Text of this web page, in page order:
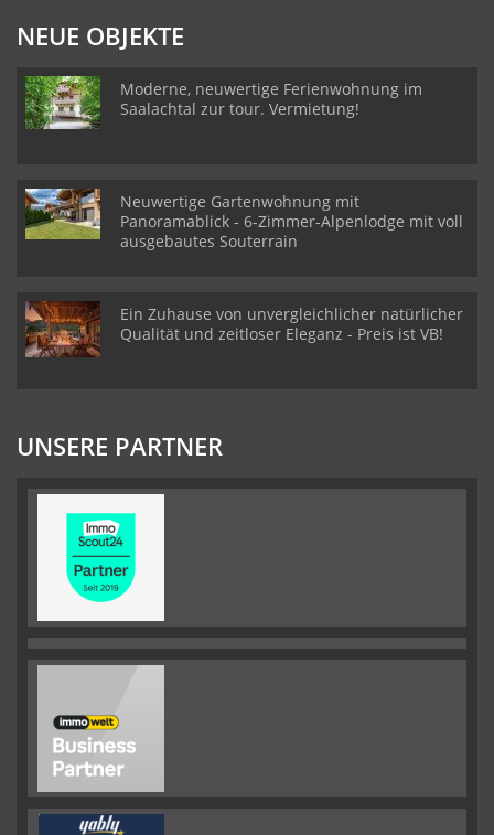
NEUE OBJEKTE
Moderne, neuwertige Ferienwohnung im
Saalachtal zur tour. Vermietung!
Neuwertige Gartenwohnung mit
Panoramablick - 6-Zimmer-Alpenlodge mit voll
ausgebautes Souterrain
Ein Zuhause von unvergleichlicher natürlicher
Qualität und zeitloser Eleganz - Preis ist VB!
UNSERE PARTNER